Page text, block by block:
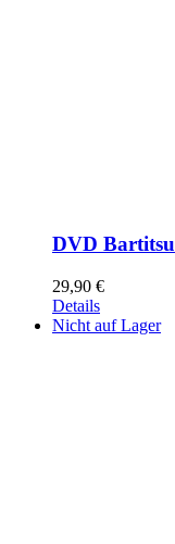
DVD Bartitsu
29,90 €
Details
Nicht auf Lager